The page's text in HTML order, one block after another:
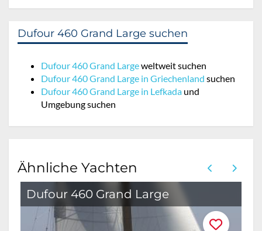
Dufour 460 Grand Large suchen
Dufour 460 Grand Largeweltweit suchen
Dufour 460 Grand Large in Griechenland suchen
Dufour 460 Grand Large in Lefkada und
Umgebung suchen
Ähnliche Yachten
Dufour 460 Grand Large